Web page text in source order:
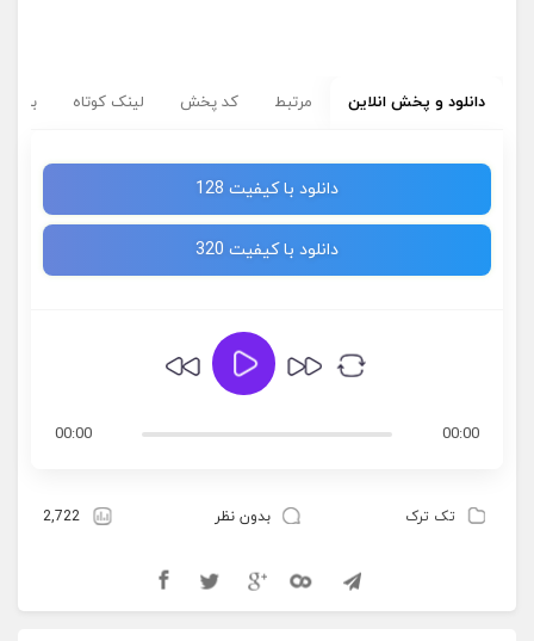
دانلود و پخش انلاین مرتبط کد پخش لینک کوتاه
دانلود با کیفیت 128
دانلود با کیفیت 320
00:00
00:00
تک ترک بدون نظر 2,722